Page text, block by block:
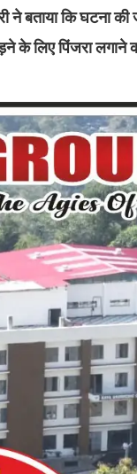
ने बताया कि घटना
के लिए पिंजरा